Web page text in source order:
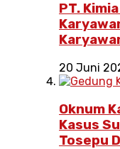
PT.
20 Juni
Oknum
Kasus
Tosepu